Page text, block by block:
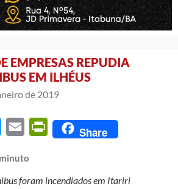
EMPRESAS REPUDIA
EM ILHÉUS
de 2019
Twitter Email PrintFriendly
Share
minuto
foram incendiados em Itariri